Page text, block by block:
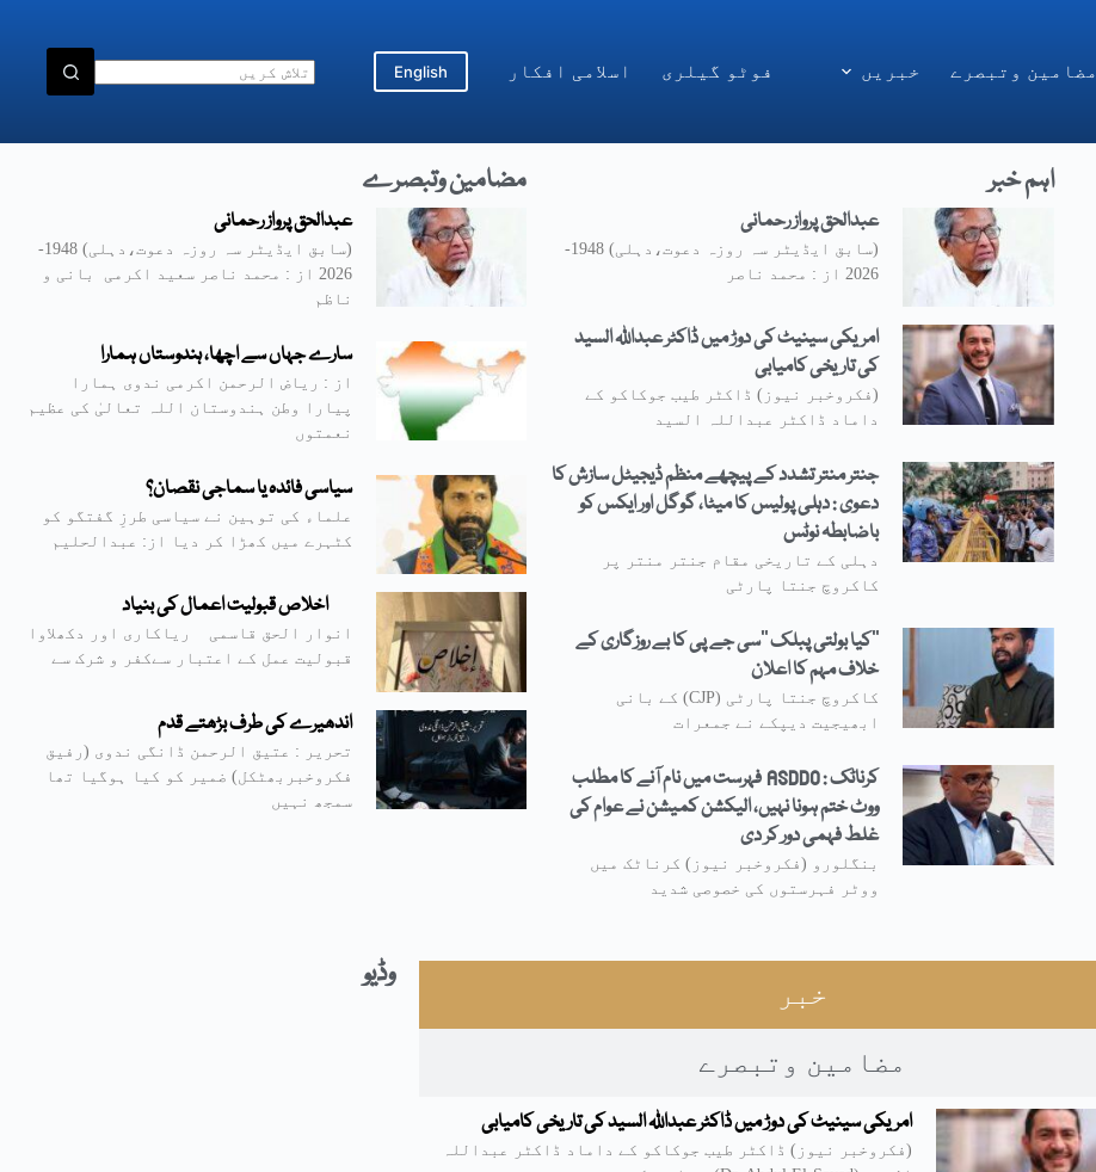
مضامین وتبصرے خبریں فوٹو گیلری اسلامی افکار English
اہم خبر
عبدالحق پرواز رحمانی
(سابق ایڈیٹر سہ روزہ دعوت،دہلی) 1948-
2026 از : محمد ناصر
امریکی سینیٹ کی دوڑ میں ڈاکٹر عبداللہ السید
کی تاریخی کامیابی
(فکروخبر نیوز) ڈاکٹر طیب جوکاکو کے
داماد ڈاکٹر عبداللہ السید
جنتر منتر تشدد کے پیچھے منظم ڈیجیٹل سازش کا
دعوی : دہلی پولیس کا میٹا، گوگل اور ایکس کو
باضابطہ نوٹس
دہلی کے تاریخی مقام جنتر منتر پر
کاکروچ جنتا پارٹی
’’کیا بولتی پبلک ‘‘سی جے پی کا بے روزگاری کے
خلاف مہم کا اعلان
کاکروچ جنتا پارٹی (CJP) کے بانی
ابھیجیت دیپکے نے جمعرات
کرناٹک : ASDDO فہرست میں نام آنے کا مطلب
ووٹ ختم ہونا نہیں، الیکشن کمیشن نے عوام کی
غلط فہمی دور کر دی
بنگلورو (فکروخبر نیوز) کرناٹک میں
ووٹر فہرستوں کی خصوصی شدید
مضامین وتبصرے
عبدالحق پرواز رحمانی
(سابق ایڈیٹر سہ روزہ دعوت،دہلی) 1948-
2026 از : محمد ناصر سعید اکرمی بانی و
ناظم
سارے جہاں سے اچھا، ہندوستاں ہمارا
از : ریاض الرحمن اکرمی ندوی ہمارا
پیارا وطن ہندوستان اللہ تعالیٰ کی عظیم
نعمتوں
سیاسی فائدہ یا سماجی نقصان؟
علماء کی توہین نے سیاسی طرزِ گفتگو کو
کٹہرے میں کھڑا کر دیا از: عبدالحلیم
اخلاص قبولیت اعمال کی بنیاد
انوار الحق قاسمی ریاکاری اور دکھلاوا
قبولیت عمل کے اعتبار سےکفر و شرک سے
اندھیرے کی طرف بڑھتے قدم
تحریر : عتیق الرحمن ڈانگی ندوی (رفیق
فکروخبربھٹکل) ضمیر کو کیا ہوگیا تھا
سمجھ نہیں
خبر
مضامین وتبصرے
امریکی سینیٹ کی دوڑ میں ڈاکٹر عبداللہ السید کی تاریخی کامیابی
(فکروخبر نیوز) ڈاکٹر طیب جوکاکو کے داماد ڈاکٹر عبداللہ
وڈیو